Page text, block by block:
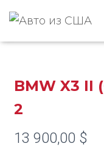
BMW X3 II
2
13 900,00 $